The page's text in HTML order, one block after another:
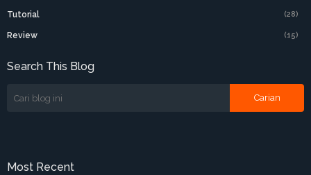
Tutorial (28)
Review (15)
Search This Blog
Most Recent